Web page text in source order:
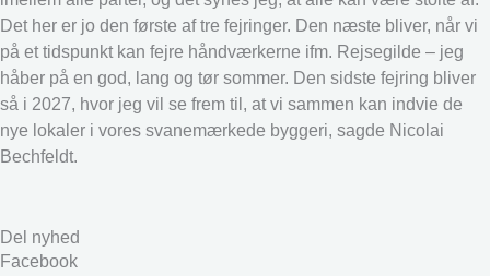
Det her er jo den første af tre fejringer. Den næste bliver, når vi
på et tidspunkt kan fejre håndværkerne ifm. Rejsegilde – jeg
håber på en god, lang og tør sommer. Den sidste fejring bliver
så i 2027, hvor jeg vil se frem til, at vi sammen kan indvie de
nye lokaler i vores svanemærkede byggeri, sagde Nicolai
Bechfeldt.
Del nyhed
Facebook